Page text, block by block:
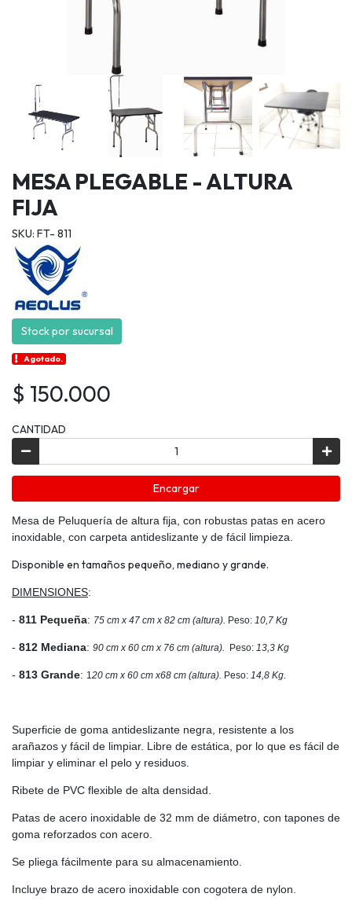
MESA PLEGABLE - ALTURA
FIJA
SKU: FT- 811
Stock por sucursal
Agotado.
$ 150.000
CANTIDAD
Encargar
Mesa de Peluquería de altura fija, con robustas patas en acero
inoxidable, con carpeta antideslizante y de fácil limpieza.
Disponible en tamaños pequeño, mediano y grande.
DIMENSIONES:
- 811 Pequeña: 75 cm x 47 cm x 82 cm (altura). Peso: 10,7 Kg
- 812 Mediana: 90 cm x 60 cm x 76 cm (altura). Peso: 13,3 Kg
- 813 Grande: 120 cm x 60 cm x68 cm (altura). Peso: 14,8 Kg.
Superficie de goma antideslizante negra, resistente a los
arañazos y fácil de limpiar. Libre de estática, por lo que es fácil de
limpiar y eliminar el pelo y residuos.
Ribete de PVC flexible de alta densidad.
Patas de acero inoxidable de 32 mm de diámetro, con tapones de
goma reforzados con acero.
Se pliega fácilmente para su almacenamiento.
Incluye brazo de acero inoxidable con cogotera de nylon.